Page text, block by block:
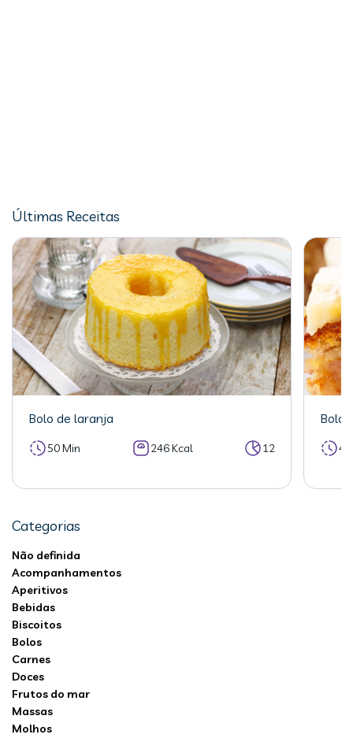
Últimas Receitas
Bolo de laranja
50 Min 246 Kcal 12
Bolo
Categorias
Não definida
Acompanhamentos
Aperitivos
Bebidas
Biscoitos
Bolos
Carnes
Doces
Frutos do mar
Massas
Molhos